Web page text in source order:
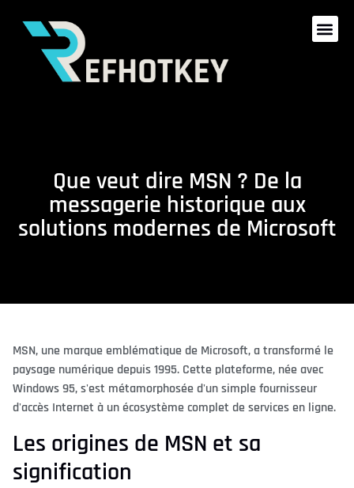
Que veut dire MSN ? De la
messagerie historique aux
solutions modernes de Microsoft
MSN, une marque emblématique de Microsoft, a transformé le
paysage numérique depuis 1995. Cette plateforme, née avec
Windows 95, s'est métamorphosée d'un simple fournisseur
d'accès Internet à un écosystème complet de services en ligne.
Les origines de MSN et sa
signification